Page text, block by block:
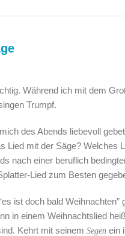
Während ich mit dem
Trumpf.
des Abends liebevoll
Lied mit der Säge? Welches
nach einer beruflich
Lied zum Besten
ist doch bald Weihnachten”
in einem Weihnachtslied
Kehrt mit seinem Segen ein